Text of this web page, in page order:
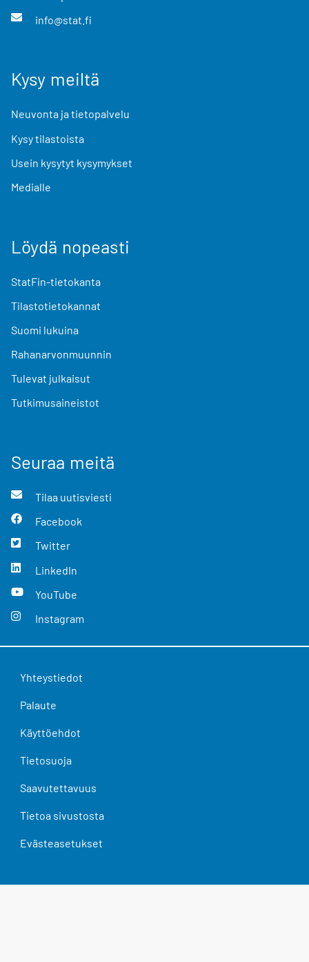
info@stat.fi
Kysy meiltä
Neuvonta ja tietopalvelu
Kysy tilastoista
Usein kysytyt kysymykset
Medialle
Löydä nopeasti
StatFin-tietokanta
Tilastotietokannat
Suomi lukuina
Rahanarvonmuunnin
Tulevat julkaisut
Tutkimusaineistot
Seuraa meitä
Tilaa uutisviesti
Facebook
Twitter
LinkedIn
YouTube
Instagram
Yhteystiedot
Palaute
Käyttöehdot
Tietosuoja
Saavutettavuus
Tietoa sivustosta
Evästeasetukset